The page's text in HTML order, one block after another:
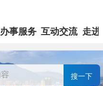
办事服务 互动交流 走进
搜一下